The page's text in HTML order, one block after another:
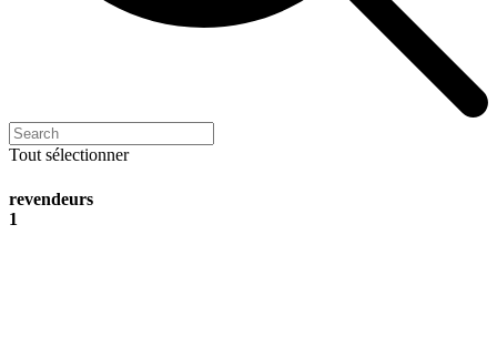
Tout sélectionner
revendeurs
1